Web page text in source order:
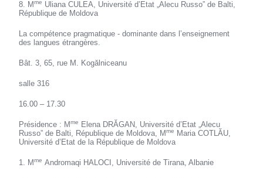
8. Mme Uliana CULEA, Université d’Etat „Alecu Russo” de Balti,
République de Moldova
La compétence pragmatique - dominante dans l’enseignement
des langues étrangères.
Bât. 3, 65, rue M. Kogălniceanu
salle 316
16.00 – 17.30
Présidence : Mme
Elena DRĂGAN, Université d’Etat „Alecu
Russo” de Balti, République de Moldova, Mme
Maria COTLĂU,
Université d’Etat de la République de Moldova
1. Mme Andromaqi HALOCI, Université de Tirana, Albanie